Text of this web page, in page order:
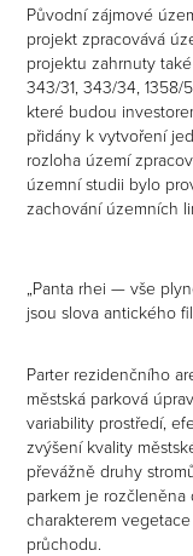
Původní zájmové
projekt zpracovává
projektu zahrnuty
343/31, 343/34, 1358/
které budou
přidány k vytvoření
rozloha území
územní studii bylo
zachování územních
„Panta rhei — vše
jsou slova antického
Parter rezidenčního
městská parková
variability prostředí,
zvýšení kvality
převážně druhy
parkem je rozčleněna
charakterem
průchodu.